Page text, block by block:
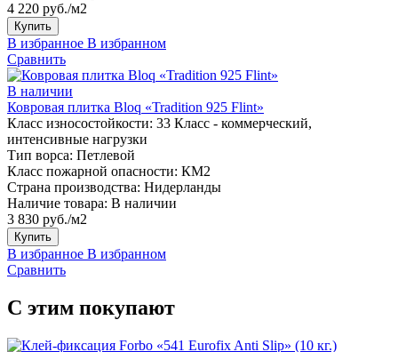
4 220 руб./м2
Купить
В избранное В избранном
Сравнить
В наличии
Ковровая плитка Bloq «Tradition 925 Flint»
Класс износостойкости: 33 Класс - коммерческий,
интенсивные нагрузки
Тип ворса: Петлевой
Класс пожарной опасности: КМ2
Страна производства: Нидерланды
Наличие товара: В наличии
3 830 руб./м2
Купить
В избранное В избранном
Сравнить
С этим покупают